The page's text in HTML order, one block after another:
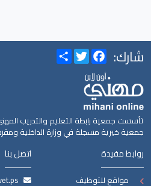
شارك: ShareTwitterFacebook
جمعية خيرية مسجلة في وزارة الداخلية
روابط مفيدة
مواقع للتوظيف
اتصل بنا